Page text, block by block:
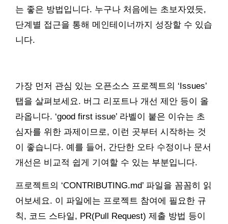
는 좋은 방법입니다. 누구나 처음에는 초보자였듯,
단계별 접근을 통해 메인테이너까지 성장할 수 있습
니다.
가장 먼저 관심 있는 오픈소스 프로젝트의 ‘Issues’
탭을 살펴보세요. 버그 리포트나 개선 제안 등이 올
라옵니다. ‘good first issue’ 라벨이 붙은 이슈는 초
심자를 위한 과제이므로, 이런 곳부터 시작하는 것
이 좋습니다. 예를 들어, 간단한 오타 수정이나 문서
개선은 비교적 쉽게 기여할 수 있는 부분입니다.
프로젝트의 ‘CONTRIBUTING.md’ 파일을 꼼꼼히 읽
어보세요. 이 파일에는 프로젝트 참여에 필요한 규
칙, 코드 스타일, PR(Pull Request) 제출 방법 등이